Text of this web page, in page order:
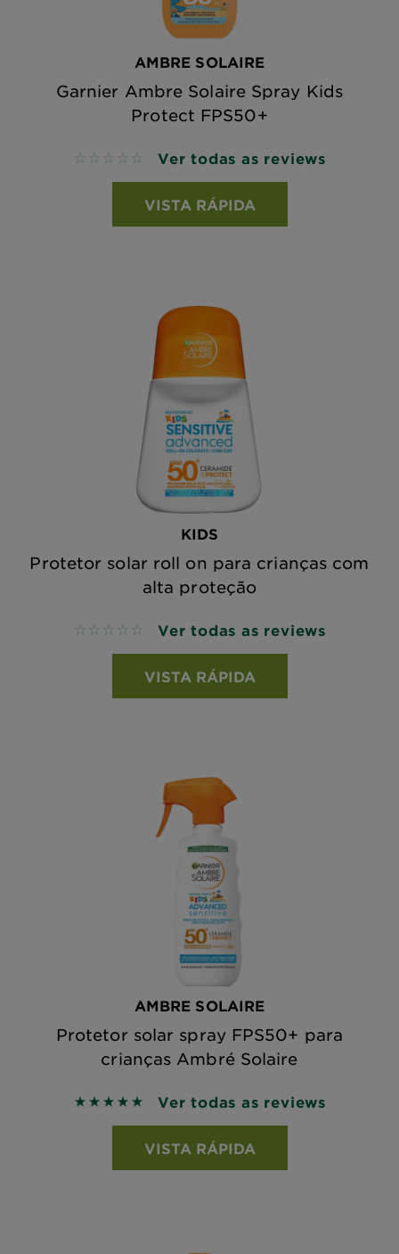
AMBRE SOLAIRE
Garnier Ambre Solaire Spray Kids
Protect FPS50+
No reviews Ver todas as reviews
VISTA RÁPIDA
KIDS
Protetor solar roll on para crianças com
alta proteção
No reviews Ver todas as reviews
VISTA RÁPIDA
AMBRE SOLAIRE
Protetor solar spray FPS50+ para
crianças Ambré Solaire
5 out of 5 stars based on reviews
Ver todas as reviews
VISTA RÁPIDA